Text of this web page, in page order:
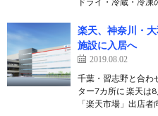
楽天、神奈川・
施設に入居へ
2019.08.02
千葉・習志野と合わ
ター7カ所に 楽天は
「楽天市場」出店